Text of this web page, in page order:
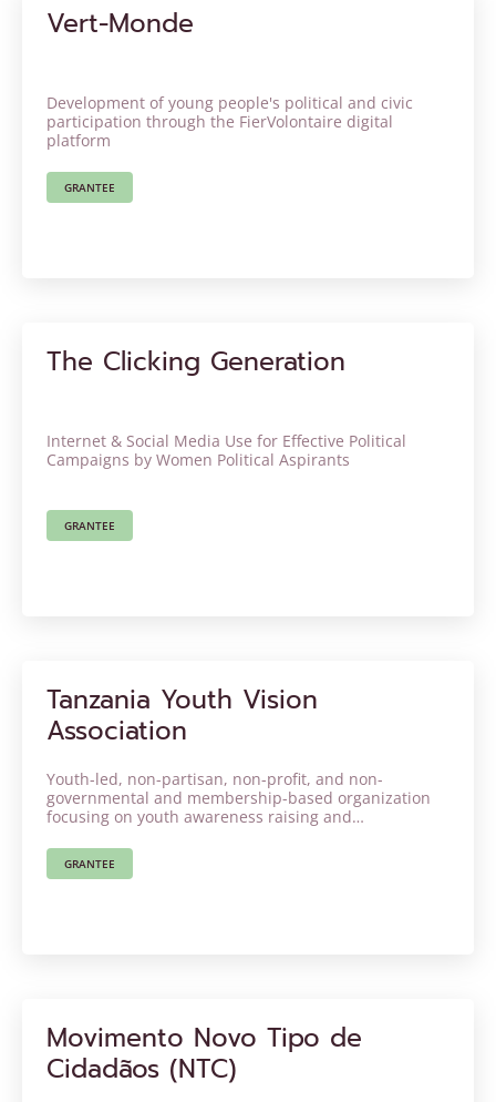
Vert-Monde
Development of young people's political and civic
participation through the FierVolontaire digital
platform
GRANTEE
The Clicking Generation
Internet & Social Media Use for Effective Political
Campaigns by Women Political Aspirants
GRANTEE
Tanzania Youth Vision
Association
Youth-led, non-partisan, non-profit, and non-
governmental and membership-based organization
focusing on youth awareness raising and
GRANTEE
Movimento Novo Tipo de
Cidadãos (NTC)